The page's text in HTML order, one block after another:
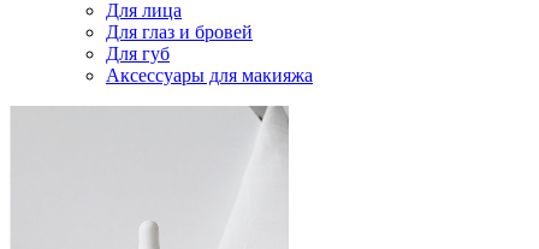
Для лица
Для глаз и бровей
Для губ
Аксессуары для макияжа